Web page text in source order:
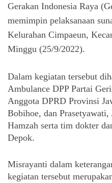
Gerakan Indonesia Raya
memimpin pelaksanaan
Kelurahan Cimpaeun,
Minggu (25/9/2022).
Dalam kegiatan tersebut
Ambulance DPP Partai
Anggota DPRD Provinsi
Bobihoe, dan
Hamzah serta tim dokter
Depok.
Misrayanti dalam
kegiatan tersebut